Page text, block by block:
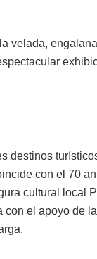
velada,
destinos
con el 70
cultural local
el apoyo de